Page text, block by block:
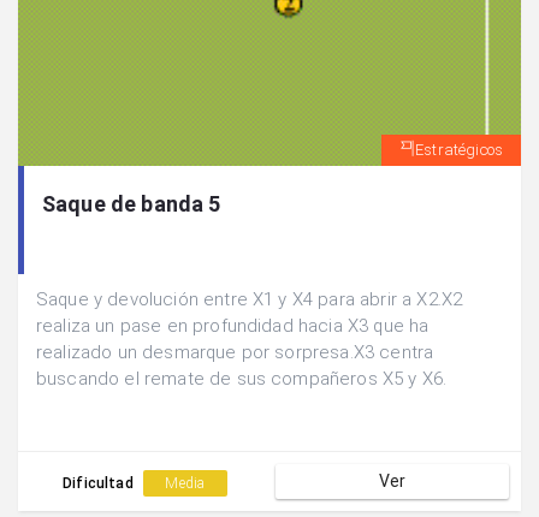
Estratégicos
Saque de banda 5
Saque y devolución entre X1 y X4 para abrir a X2.X2
realiza un pase en profundidad hacia X3 que ha
realizado un desmarque por sorpresa.X3 centra
buscando el remate de sus compañeros X5 y X6.
Dificultad Media Ver